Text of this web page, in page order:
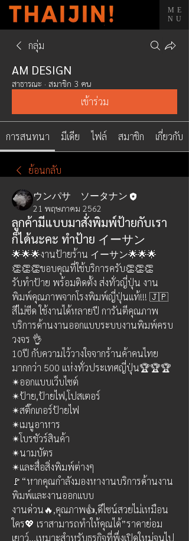
ME
NU
กลุ่ม
AM DESIGN
สาธารณะ · สมาชิก 3 คน
เข้าร่วม
การสนทนา มีเดีย ไฟล์ สมาชิก เกี่ยวกับ
ย้อนกลับ
ウンパサ ソータナン
21 พฤษภาคม 2562
ลูกค้ามีแบบมาสั่งพิมพ์ป้ายกับเรา
ก็ได้นะคะ ทำป้าย イーサン
🌟🌟🌟งานป้ายร้าน イーサン🌟🌟🌟
👏👏👏ขอบคุณที่ใช้บริการครับ👏👏👏
รับทำป้าย พร้อมติดตั้ง ส่งทั่วญี่ปุ่น งาน
พิมพ์คุณภาพจากโรงพิมพ์ญี่ปุ่นแท้!!! 🇯🇵
สีไม่ซีด ใช้งานได้หลายปี การันตีคุณภาพ
บริการด้านงานออกแบบระบบงานพิมพ์ครบ
วงจร 👌
10ปี กับความไว้วางใจจากร้านค้าคนไทย
มากกว่า 500 แห่งทั่วประเทศญี่ปุ่น🏆🏆🏆
✴ออกแบบเว็บไซต์
✴ป้าย,ป้ายไฟ,โปสเตอร์
✴สติ๊กเกอร์ป้ายไฟ
✴เมนูอาหาร
✴โบรชัวร์สินค้า
✴นามบัตร
✴และสื่อสิ่งพิมพ์ต่างๆ
🚩“หากคุณกำลังมองหางานบริการด้านงาน
พิมพ์และงานออกแบบ
งานด่วน🔥,คุณภาพ👍,ดีไซน์สวยไม่เหมือน
ใคร💖 เราสามารถทำให้คุณได้”ราคาย่อม
เยาว์...เหมาะสำหรับธุรกิจที่พึ่งเปิดใหม่จนไป